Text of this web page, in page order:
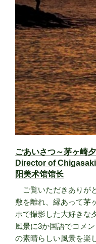
ごあいさつ～茅ヶ崎
Director of
阳美术馆馆长
ご覧いただきありが
敷を離れ、縁あって茅
ホで撮影した大好きな
風景に3か国語でコメ
の素晴らしい風景を楽